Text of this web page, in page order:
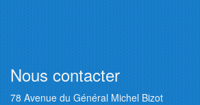
Nous contacter
78 Avenue du Général Michel Bizot